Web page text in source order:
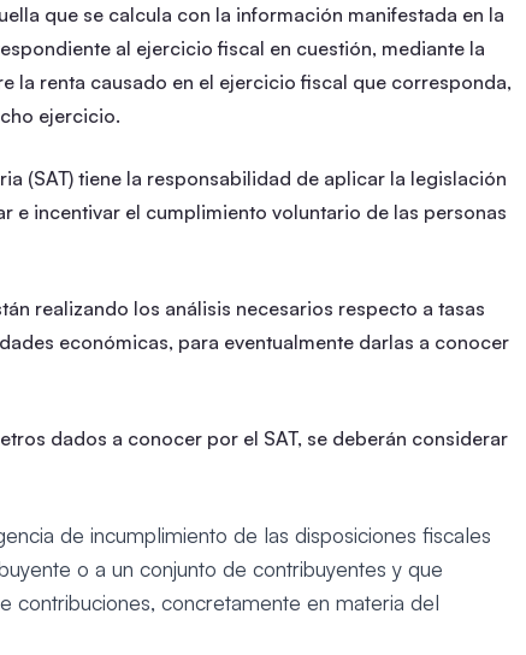
que se calcula con la información manifestada en la
al ejercicio fiscal en cuestión, mediante la
la renta causado en el ejercicio fiscal que corresponda,
ejercicio.
(SAT) tiene la responsabilidad de aplicar la legislación
e incentivar el cumplimiento voluntario de las personas
realizando los análisis necesarios respecto a tasas
económicas, para eventualmente darlas a conocer
dados a conocer por el SAT, se deberán considerar
de incumplimiento de las disposiciones fiscales
o a un conjunto de contribuyentes y que
contribuciones, concretamente en materia del